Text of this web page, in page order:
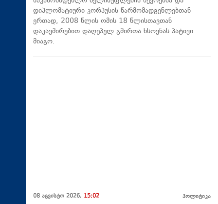
დიპლომატიური კორპუსის წარმომადგენლებთან
ერთად, 2008 წლის ომის 18 წლისთავთან
დაკავშირებით დაღუპულ გმირთა ხსოვნას პატივი
მიაგო.
08 აგვისტო 2026, 15:02 პოლიტიკა